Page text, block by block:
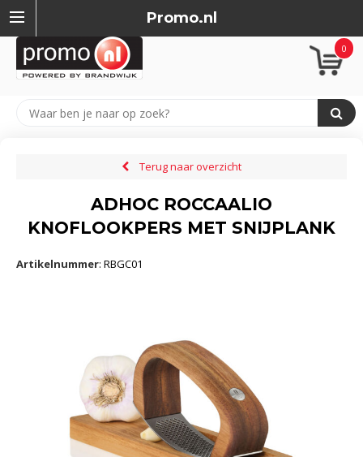
Promo.nl
0
Terug naar overzicht
ADHOC ROCCAALIO
KNOFLOOKPERS MET SNIJPLANK
Artikelnummer: RBGC01